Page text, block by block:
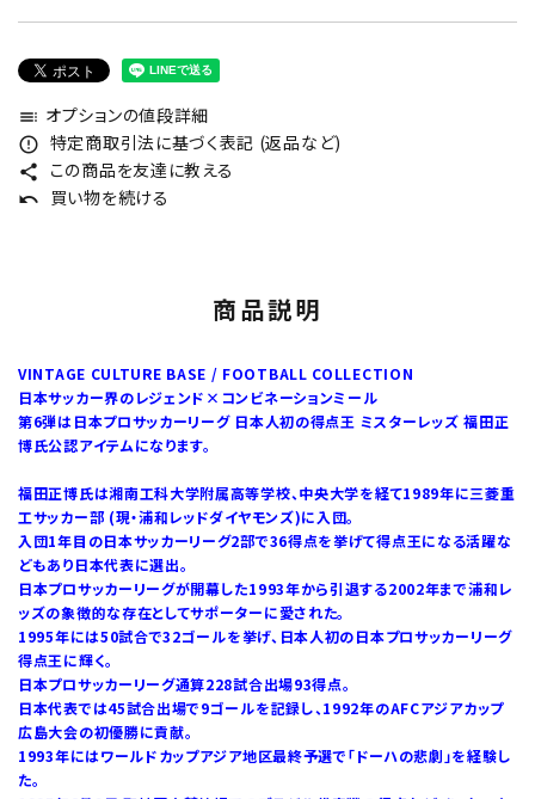
toc オプションの値段詳細
error_outline 特定商取引法に基づく表記 (返品など)
share この商品を友達に教える
undo 買い物を続ける
商品説明
VINTAGE CULTURE BASE / FOOTBALL COLLECTION
日本サッカー界のレジェンド×コンビネーションミール
第6弾は日本プロサッカーリーグ 日本人初の得点王 ミスターレッズ 福田正
博氏公認アイテムになります。
福田正博氏は湘南工科大学附属高等学校、中央大学を経て1989年に三菱重
工サッカー部 (現・浦和レッドダイヤモンズ)に入団。
入団1年目の日本サッカーリーグ2部で36得点を挙げて得点王になる活躍な
どもあり日本代表に選出。
日本プロサッカーリーグが開幕した1993年から引退する2002年まで浦和レ
ッズの象徴的な存在としてサポーターに愛された。
1995年には50試合で32ゴールを挙げ、日本人初の日本プロサッカーリーグ
得点王に輝く。
日本プロサッカーリーグ通算228試合出場93得点。
日本代表では45試合出場で9ゴールを記録し、1992年のAFCアジアカップ
広島大会の初優勝に貢献。
1993年にはワールドカップアジア地区最終予選で「ドーハの悲劇」を経験し
た。